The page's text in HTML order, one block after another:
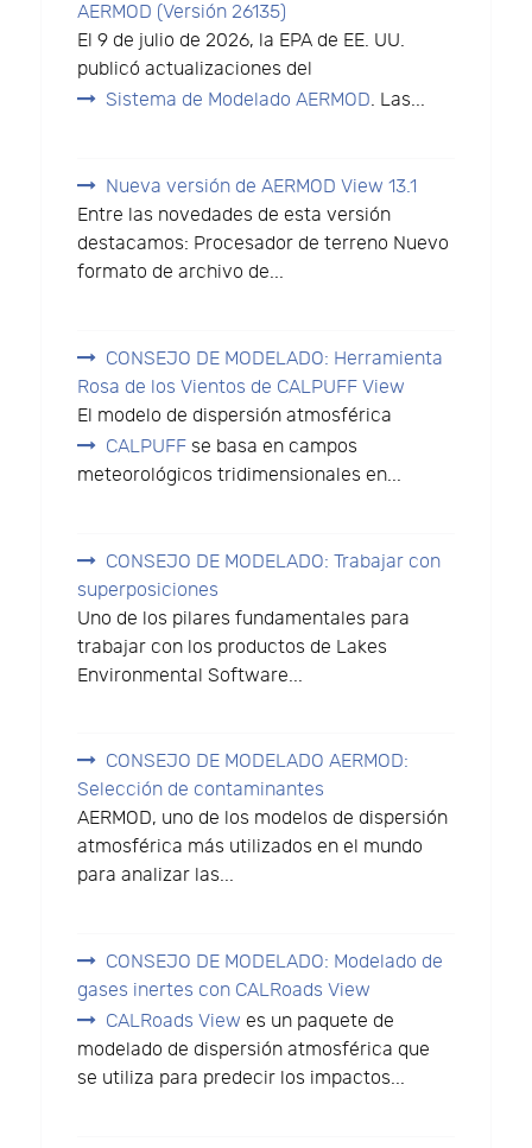
AERMOD (Versión 26135)
El 9 de julio de 2026, la EPA de EE. UU.
publicó actualizaciones del
Sistema de Modelado AERMOD. Las...
Nueva versión de AERMOD View 13.1
Entre las novedades de esta versión
destacamos: Procesador de terreno Nuevo
formato de archivo de...
CONSEJO DE MODELADO: Herramienta
Rosa de los Vientos de CALPUFF View
El modelo de dispersión atmosférica
CALPUFF se basa en campos
meteorológicos tridimensionales en...
CONSEJO DE MODELADO: Trabajar con
superposiciones
Uno de los pilares fundamentales para
trabajar con los productos de Lakes
Environmental Software...
CONSEJO DE MODELADO AERMOD:
Selección de contaminantes
AERMOD, uno de los modelos de dispersión
atmosférica más utilizados en el mundo
para analizar las...
CONSEJO DE MODELADO: Modelado de
gases inertes con CALRoads View
CALRoads View es un paquete de
modelado de dispersión atmosférica que
se utiliza para predecir los impactos...